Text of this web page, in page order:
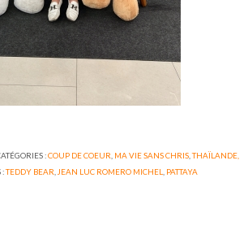
:COUP DE COEUR MA VIE SANS CHRIS,THAÏLANDE,
:TEDDY BEAR JEAN LUC ROMERO MICHEL
PATTAYA